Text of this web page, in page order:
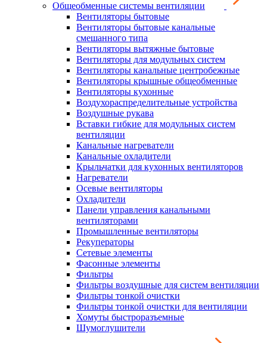
Общеобменные системы вентиляции
Вентиляторы бытовые
Вентиляторы бытовые канальные
смешанного типа
Вентиляторы вытяжные бытовые
Вентиляторы для модульных систем
Вентиляторы канальные центробежные
Вентиляторы крышные общеобменные
Вентиляторы кухонные
Воздухораспределительные устройства
Воздушные рукава
Вставки гибкие для модульных систем
вентиляции
Канальные нагреватели
Канальные охладители
Крыльчатки для кухонных вентиляторов
Нагреватели
Осевые вентиляторы
Охладители
Панели управления канальными
вентиляторами
Промышленные вентиляторы
Рекуператоры
Сетевые элементы
Фасонные элементы
Фильтры
Фильтры воздушные для систем вентиляции
Фильтры тонкой очистки
Фильтры тонкой очистки для вентиляции
Хомуты быстроразъемные
Шумоглушители